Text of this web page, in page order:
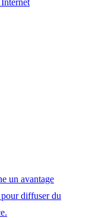
un avantage
diffuser du